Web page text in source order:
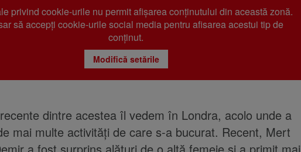
privind cookie-urile nu permit afișarea conținutului din această zonă.
să accepți cookie-urile social media pentru afisarea acestui tip de
conținut.
Modifică setările
dintre acestea îl vedem în Londra, acolo unde a
mai multe activități de care s-a bucurat. Recent, Mert